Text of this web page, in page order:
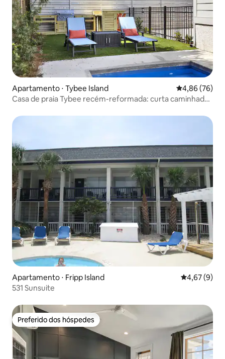
Apartamento ⋅ Tybee Island 4,86 de uma
4,86 (76)
Casa de praia Tybee recém-reformada: curta caminhada
Apartamento ⋅ Fripp Island 4,67 de uma
4,67 (9)
531 Sunsuite
Preferido dos hóspedes
Preferido dos hóspedes